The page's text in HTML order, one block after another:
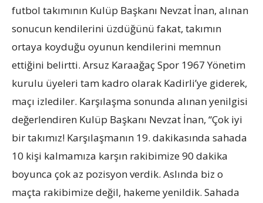
futbol takımının Kulüp Başkanı Nevzat İnan, alınan
sonucun kendilerini üzdüğünü fakat, takımın
ortaya koyduğu oyunun kendilerini memnun
ettiğini belirtti. Arsuz Karaağaç Spor 1967 Yönetim
kurulu üyeleri tam kadro olarak Kadirli’ye giderek,
maçı izlediler. Karşılaşma sonunda alınan yenilgisi
değerlendiren Kulüp Başkanı Nevzat İnan, “Çok iyi
bir takımız! Karşılaşmanın 19. dakikasında sahada
10 kişi kalmamıza karşın rakibimize 90 dakika
boyunca çok az pozisyon verdik. Aslında biz o
maçta rakibimize değil, hakeme yenildik. Sahada